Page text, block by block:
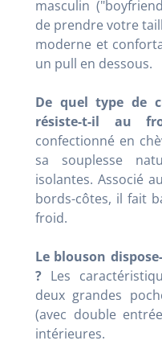
masculin
de prendre votre
moderne et
un pull en dessous.
De quel type de
résiste-t-il au
confectionné en
sa souplesse
isolantes. Associé
bords-côtes, il fait
froid.
Le blouson
? Les
deux grandes
(avec double
intérieures.